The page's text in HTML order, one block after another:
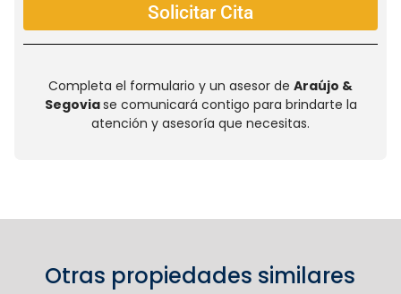
Solicitar Cita
Completa el formulario y un asesor de Araújo &
Segoviase comunicará contigo para brindarte la
atención y asesoría que necesitas.
Otras propiedades similares